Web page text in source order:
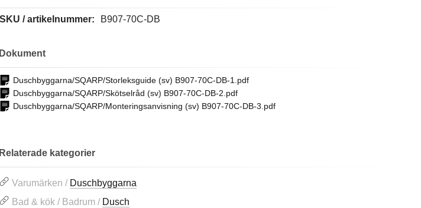
SKU / artikelnummer: B907-70C-DB
Dokument
Duschbyggarna/SQARP/Storleksguide (sv) B907-70C-DB-1.pdf
Duschbyggarna/SQARP/Skötselråd (sv) B907-70C-DB-2.pdf
Duschbyggarna/SQARP/Monteringsanvisning (sv) B907-70C-DB-3.pdf
Relaterade kategorier
Varumärken / Duschbyggarna
Bad & kök / Badrum / Dusch